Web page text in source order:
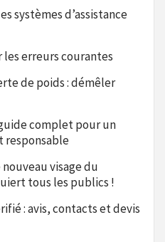
systèmes d’assistance
erreurs courantes
de poids : démêler
complet pour un
responsable
visage du
tous les publics !
: avis, contacts et devis